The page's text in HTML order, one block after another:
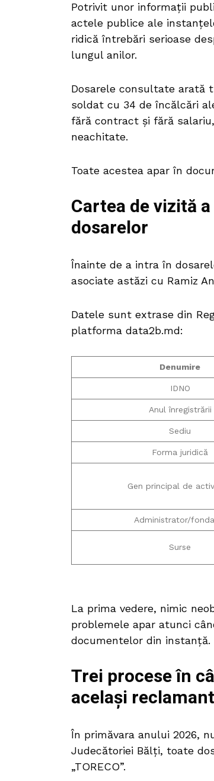
Potrivit unor informații
actele publice ale
ridică întrebări serioase
lungul anilor.
Dosarele consultate arată
soldat cu 34 de încălcări
fără contract și fără
neachitate.
Toate acestea apar în
Cartea de vizită
dosarelor
Înainte de a intra în
asociate astăzi cu Ramiz
Datele sunt extrase din
platforma data2b.md:
Denumire
IDNO
Anul înregistrării
Sediu
Forma juridică
Gen principal de
Administrator/
Surse
La prima vedere, nimic
problemele apar atunci
documentelor din instanță.
Trei procese în
același reclamant
În primăvara anului 2026,
Judecătoriei Bălți, toate
„TORECO”.